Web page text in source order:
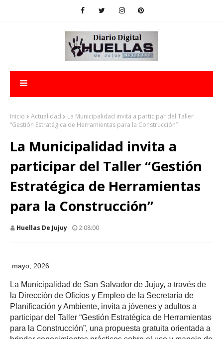
Inicio Actualidad
La Municipalidad invita a participar del Taller
“Gestión Estratégica de Herramientas para la Construcción”
La Municipalidad invita a
participar del Taller “Gestión
Estratégica de Herramientas
para la Construcción”
Huellas De Jujuy 2:08:00
mayo, 2026
La Municipalidad de San Salvador de Jujuy, a través de
la Dirección de Oficios y Empleo de la Secretaría de
Planificación y Ambiente, invita a jóvenes y adultos a
participar del Taller “Gestión Estratégica de Herramientas
para la Construcción”, una propuesta gratuita orientada a